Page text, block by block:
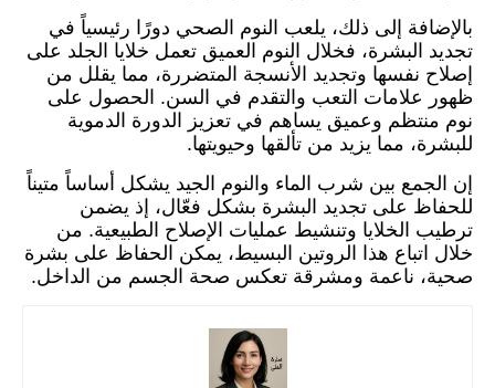
بالإضافة إلى ذلك، يلعب النوم الصحي دورًا رئيسياً في
تجديد البشرة، فخلال النوم العميق تعمل خلايا الجلد على
إصلاح نفسها وتجديد الأنسجة المتضررة، مما يقلل من
ظهور علامات التعب والتقدم في السن. الحصول على
نوم منتظم وعميق يساهم في تعزيز الدورة الدموية
للبشرة، مما يزيد من تألقها وحيويتها.
إن الجمع بين شرب الماء والنوم الجيد يشكل أساساً متيناً
للحفاظ على تجديد البشرة بشكل فعّال، إذ يضمن
ترطيب الخلايا وتنشيط عمليات الإصلاح الطبيعية. من
خلال اتباع هذا الروتين البسيط، يمكن الحفاظ على بشرة
صحية، ناعمة ومشرقة تعكس صحة الجسم من الداخل.